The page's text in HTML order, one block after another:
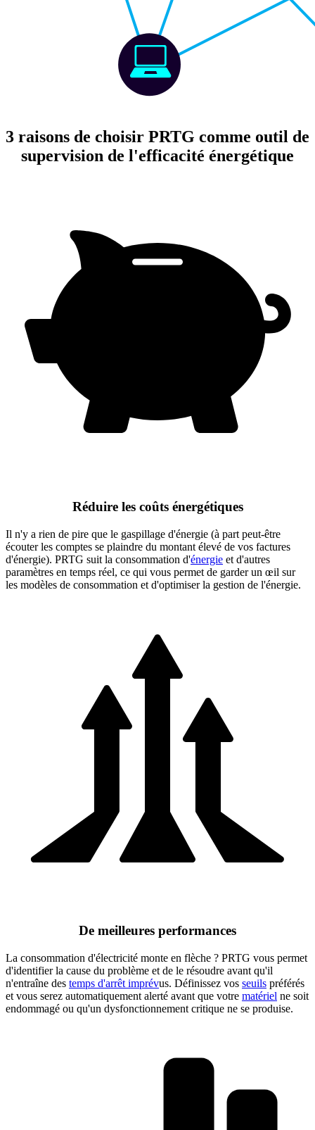
3 raisons de choisir PRTG comme outil de
supervision de l'efficacité énergétique
Réduire les coûts énergétiques
Il n'y a rien de pire que le gaspillage d'énergie (à part peut-être
écouter les comptes se plaindre du montant élevé de vos factures
d'énergie). PRTG suit la consommation d'énergie et d'autres
paramètres en temps réel, ce qui vous permet de garder un œil sur
les modèles de consommation et d'optimiser la gestion de l'énergie.
De meilleures performances
La consommation d'électricité monte en flèche ? PRTG vous permet
d'identifier la cause du problème et de le résoudre avant qu'il
n'entraîne des temps d'arrêt imprévus. Définissez vos seuils préférés
et vous serez automatiquement alerté avant que votre matériel ne soit
endommagé ou qu'un dysfonctionnement critique ne se produise.